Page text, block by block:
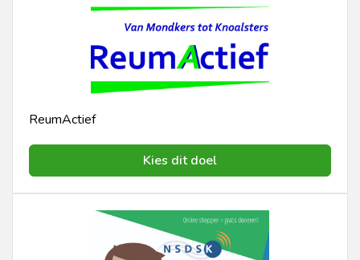
ReumActief
Kies dit doel